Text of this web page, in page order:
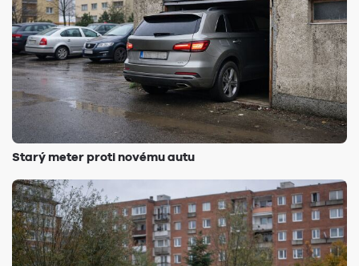
Starý meter proti novému autu